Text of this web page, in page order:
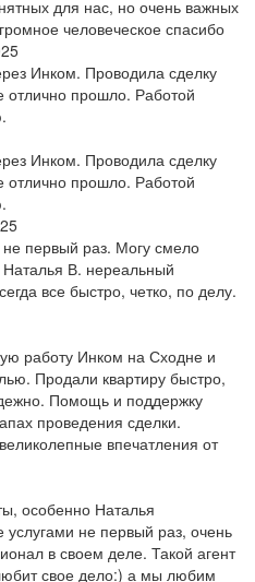
для нас, но очень важных
человеческое спасибо
Инком. Проводила сделку
отлично прошло. Работой
Инком. Проводила сделку
отлично прошло. Работой
первый раз. Могу смело
Наталья В. нереальный
все быстро, четко, по делу.
работу Инком на Сходне и
Продали квартиру быстро,
Помощь и поддержку
проведения сделки.
впечатления от
особенно Наталья
не первый раз, очень
в своем деле. Такой агент
свое дело:) а мы любим